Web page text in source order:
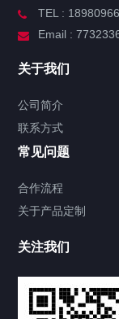
TEL :
Email :
关于我们
公司简介
联系方式
常见问题
合作流程
关于产品定制
关注我们